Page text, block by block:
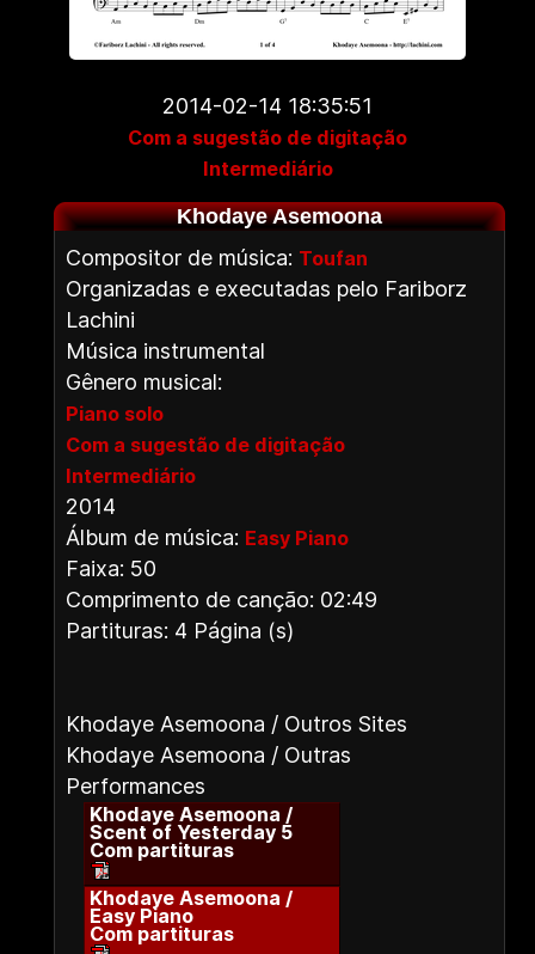
2014-02-14 18:35:51
Com a sugestão de digitação
Intermediário
Khodaye Asemoona
Compositor de música: Toufan
Organizadas e executadas pelo Fariborz
Lachini
Música instrumental
Gênero musical:
Piano solo
Com a sugestão de digitação
Intermediário
2014
Álbum de música: Easy Piano
Faixa: 50
Comprimento de canção: 02:49
Partituras: 4 Página (s)
Khodaye Asemoona / Outros Sites
Khodaye Asemoona / Outras
Performances
Khodaye Asemoona /
Scent of Yesterday 5
Com partituras
Khodaye Asemoona /
Easy Piano
Com partituras